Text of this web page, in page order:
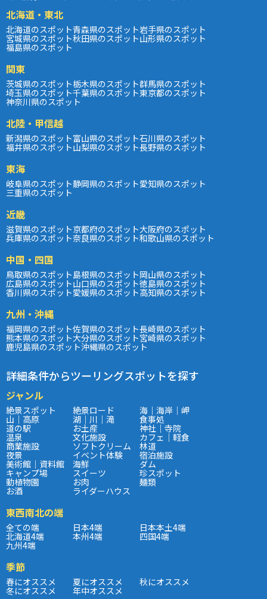
北海道・東北
北海道のスポット青森県のスポット岩手県のスポット
宮城県のスポット秋田県のスポット山形県のスポット
福島県のスポット
関東
茨城県のスポット栃木県のスポット群馬県のスポット
埼玉県のスポット千葉県のスポット東京都のスポット
神奈川県のスポット
北陸・甲信越
新潟県のスポット富山県のスポット石川県のスポット
福井県のスポット山梨県のスポット長野県のスポット
東海
岐阜県のスポット静岡県のスポット愛知県のスポット
三重県のスポット
近畿
滋賀県のスポット京都府のスポット大阪府のスポット
兵庫県のスポット奈良県のスポット和歌山県のスポット
中国・四国
鳥取県のスポット島根県のスポット岡山県のスポット
広島県のスポット山口県のスポット徳島県のスポット
香川県のスポット愛媛県のスポット高知県のスポット
九州・沖縄
福岡県のスポット佐賀県のスポット長崎県のスポット
熊本県のスポット大分県のスポット宮崎県のスポット
鹿児島県のスポット沖縄県のスポット
詳細条件からツーリングスポットを探す
ジャンル
絶景スポット 絶景ロード 海｜海岸｜岬
山｜高原 湖｜川｜滝 食事処
道の駅 お土産 神社｜寺院
温泉 文化施設 カフェ｜軽食
商業施設 ソフトクリーム 林道
夜景 イベント体験 宿泊施設
美術館｜資料館 海鮮 ダム
キャンプ場 スイーツ 珍スポット
動植物園 お肉 麺類
お酒 ライダーハウス
東西南北の端
全ての端 日本4端 日本本土4端
北海道4端 本州4端 四国4端
九州4端
季節
春にオススメ 夏にオススメ 秋にオススメ
冬にオススメ 年中オススメ